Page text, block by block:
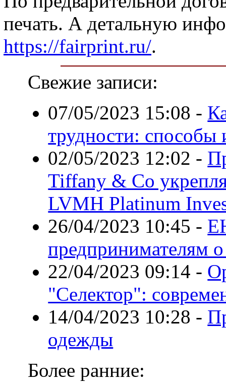
печать. А детальную
https://fairprint.ru/.
Свежие записи:
07/05/2023 15:08 -
трудности: способы
02/05/2023 12:02 -
Tiffany & Co
LVMH Platinum
26/04/2023 10:45 -
предпринимателям
22/04/2023 09:14 -
"Селектор":
14/04/2023 10:28 -
одежды
Более ранние: